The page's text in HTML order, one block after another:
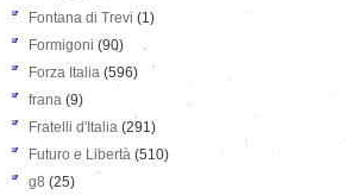
Fontana di Trevi (1)
Formigoni (90)
Forza Italia (596)
frana (9)
Fratelli d'Italia (291)
Futuro e Libertà (510)
g8 (25)